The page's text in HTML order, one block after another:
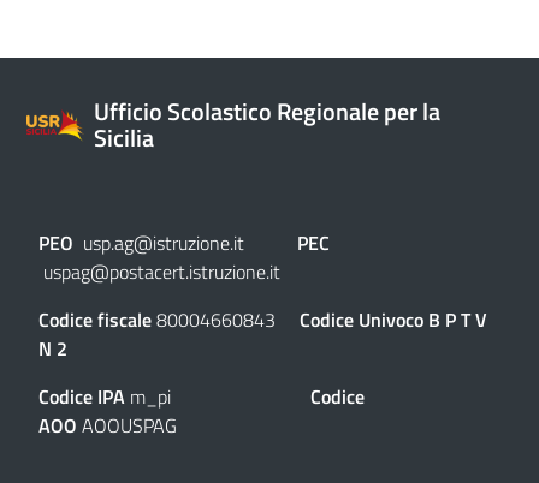
Ufficio Scolastico Regionale per la
Sicilia
PEO usp.ag@istruzione.it
PEC
uspag@postacert.istruzione.it
Codice fiscale80004660843 Codice Univoco B P T V
N 2
Codice IPA m_pi Codice
AOO AOOUSPAG